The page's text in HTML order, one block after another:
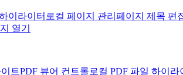
이라이터 로컬 페이지 관리 페이지 제목 편
열기
트PDF 뷰어 컨트롤로컬 PDF 파일 하이라